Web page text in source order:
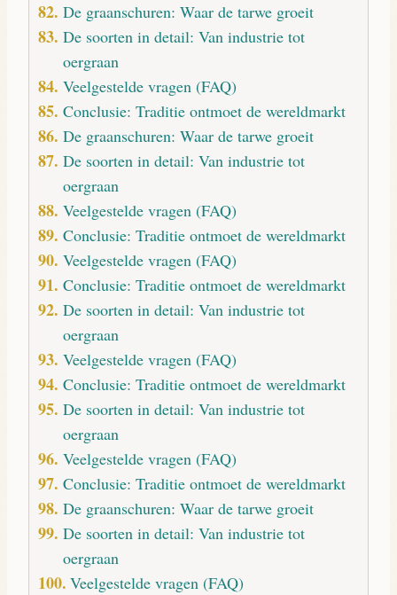
De graanschuren: Waar de tarwe groeit
De soorten in detail: Van industrie tot
oergraan
Veelgestelde vragen (FAQ)
Conclusie: Traditie ontmoet de wereldmarkt
De graanschuren: Waar de tarwe groeit
De soorten in detail: Van industrie tot
oergraan
Veelgestelde vragen (FAQ)
Conclusie: Traditie ontmoet de wereldmarkt
Veelgestelde vragen (FAQ)
Conclusie: Traditie ontmoet de wereldmarkt
De soorten in detail: Van industrie tot
oergraan
Veelgestelde vragen (FAQ)
Conclusie: Traditie ontmoet de wereldmarkt
De soorten in detail: Van industrie tot
oergraan
Veelgestelde vragen (FAQ)
Conclusie: Traditie ontmoet de wereldmarkt
De graanschuren: Waar de tarwe groeit
De soorten in detail: Van industrie tot
oergraan
Veelgestelde vragen (FAQ)